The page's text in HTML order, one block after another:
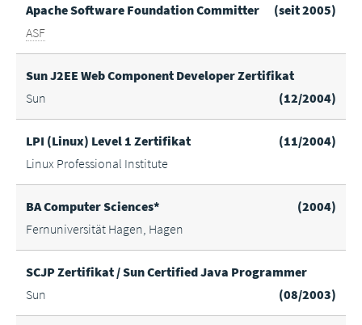
Apache Software Foundation Committer
(seit 2005)
ASF
Sun J2EE Web Component Developer Zertifikat
(12/2004)
Sun
LPI (Linux) Level 1 Zertifikat
(11/2004)
Linux Professional Institute
BA Computer Sciences*
(2004)
Fernuniversität Hagen, Hagen
SCJP Zertifikat / Sun Certified Java Programmer
(08/2003)
Sun